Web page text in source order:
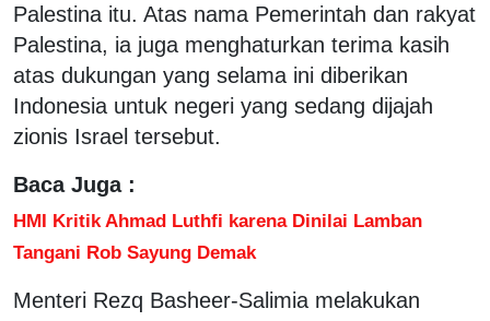
Palestina itu. Atas nama Pemerintah dan rakyat
Palestina, ia juga menghaturkan terima kasih
atas dukungan yang selama ini diberikan
Indonesia untuk negeri yang sedang dijajah
zionis Israel tersebut.
Baca Juga :
HMI Kritik Ahmad Luthfi karena Dinilai Lamban
Tangani Rob Sayung Demak
Menteri Rezq Basheer-Salimia melakukan